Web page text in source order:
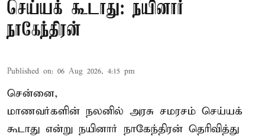
செய்யக் கூடாது: நயினார்
நாகேந்திரன்
Published on: 06 Aug 2026, 4:15 pm
சென்னை,
மாணவர்களின் நலனில் அரசு சமரசம் செய்யக்
கூடாது என்று நயினார் நாகேந்திரன் தெரிவித்து